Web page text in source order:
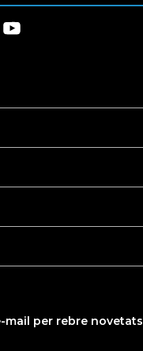
mail per rebre novetats